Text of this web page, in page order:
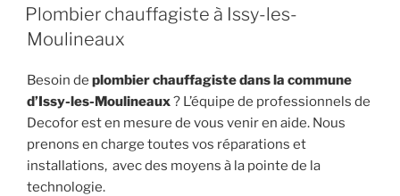
LE
Plombier chauffagiste à Issy-les-
Moulineaux
Besoin de plombier chauffagiste dans la commune
d’Issy-les-Moulineaux? L’équipe de professionnels de
Decofor est en mesure de vous venir en aide. Nous
prenons en charge toutes vos réparations et
installations, avec des moyens à la pointe de la
technologie.